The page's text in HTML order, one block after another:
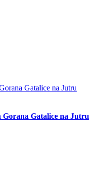
Gatalice na Jutru